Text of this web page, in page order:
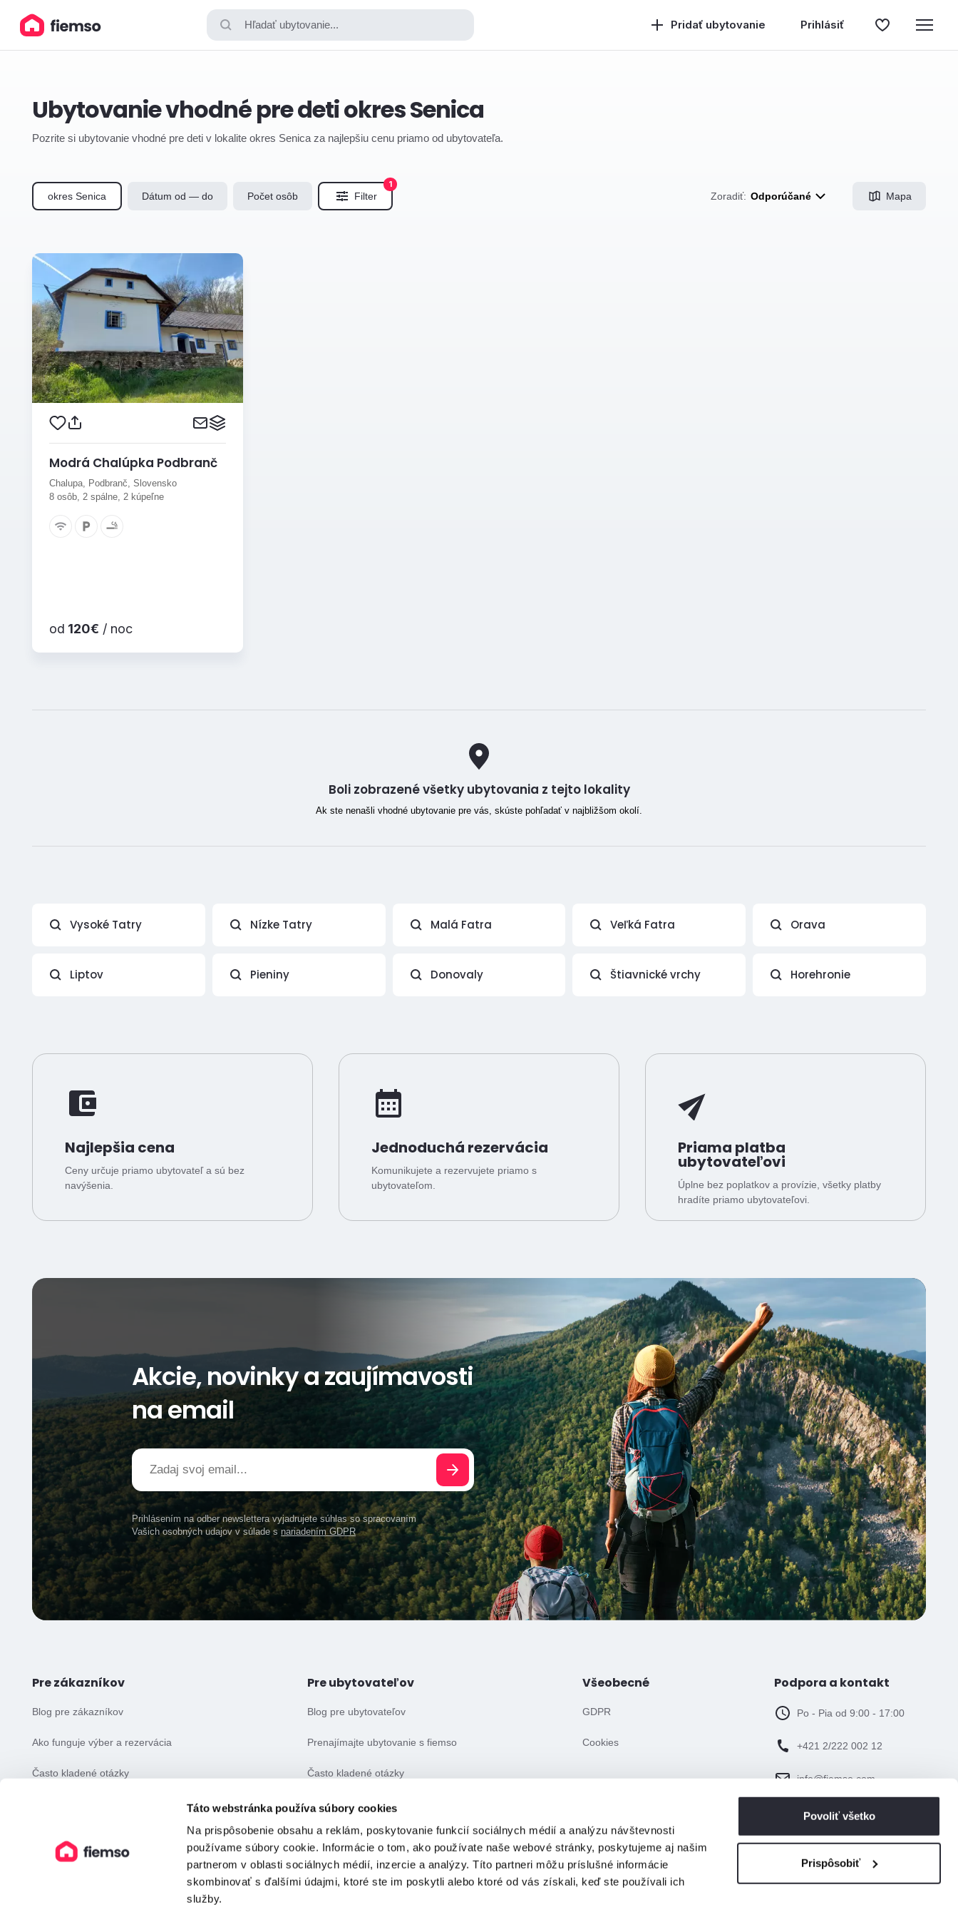
Táto webstránka používa súbory cookies
Na prispôsobenie obsahu a reklám, poskytovanie funkcií sociálnych médií a analýzu návštevnosti
používame súbory cookie. Informácie o tom, ako používate naše webové stránky, poskytujeme aj našim
partnerom v oblasti sociálnych médií, inzercie a analýzy. Títo partneri môžu príslušné informácie
skombinovať s ďalšími údajmi, ktoré ste im poskytli alebo ktoré od vás získali, keď ste používali ich
služby.
Povoliť všetko
Prispôsobiť
Hľadať ubytovanie... Pridať ubytovanie Prihlásiť
Ubytovanie vhodné pre deti okres Senica
Pozrite si ubytovanie vhodné pre deti v lokalite okres Senica za najlepšiu cenu priamo od ubytovateľa.
okres Senica Dátum od — do Počet osôb Filter
1
Zoradiť: Odporúčané Mapa
Modrá Chalúpka Podbranč
Chalupa, Podbranč, Slovensko
8 osôb, 2 spálne, 2 kúpeľne
od 120€ / noc
Boli zobrazené všetky ubytovania z tejto lokality
Ak ste nenašli vhodné ubytovanie pre vás, skúste pohľadať v najbližšom okolí.
Vysoké Tatry Nízke Tatry Malá Fatra Veľká Fatra Orava
Liptov Pieniny Donovaly Štiavnické vrchy Horehronie
Najlepšia cena
Ceny určuje priamo ubytovateľ a sú bez
navýšenia.
Jednoduchá rezervácia
Komunikujete a rezervujete priamo s
ubytovateľom.
Priama platba
ubytovateľovi
Úplne bez poplatkov a provízie, všetky platby
hradíte priamo ubytovateľovi.
Akcie, novinky a zaujímavosti
na email
Prihlásením na odber newslettera vyjadrujete súhlas so spracovaním
Vašich osobných udajov v súlade s nariadením GDPR
Pre zákazníkov
Blog pre zákazníkov
Ako funguje výber a rezervácia
Často kladené otázky
Pre ubytovateľov
Blog pre ubytovateľov
Prenajímajte ubytovanie s fiemso
Často kladené otázky
Všeobecné obchodné podmienky
Všeobecné
GDPR
Cookies
Podpora a kontakt
Po - Pia od 9:00 - 17:00
+421 2/222 002 12
info@fiemso.com
©️ fiemso 2026 — Všetky práva vyhradené